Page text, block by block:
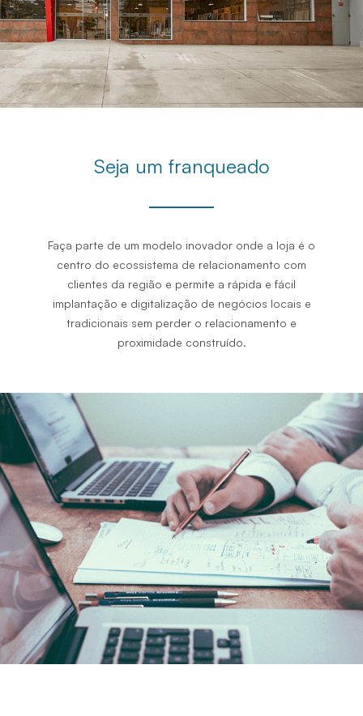
Seja um franqueado
Faça parte de um modelo inovador onde a loja é o
centro do ecossistema de relacionamento com
clientes da região e permite a rápida e fácil
implantação e digitalização de negócios locais e
tradicionais sem perder o relacionamento e
proximidade construído.